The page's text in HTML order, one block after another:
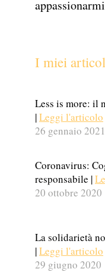
I miei
Less is more: il
|Leggi l'articolo
26 gennaio 2021
Coronavirus:
responsabile |
20 ottobre 2020
La solidarietà
|Leggi l'articolo
29 giugno 2020